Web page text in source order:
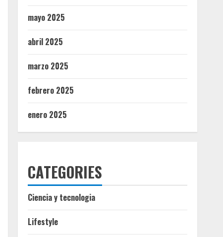
mayo 2025
abril 2025
marzo 2025
febrero 2025
enero 2025
CATEGORIES
Ciencia y tecnologia
Lifestyle